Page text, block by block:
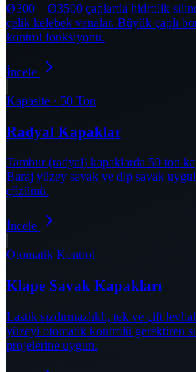
Ø300 – Ø3500 çaplarda hidrolik
çelik kelebek vanalar. Büyük çaplı
kontrol fonksiyonu.
İncele
Kapasite · 50 Ton
Radyal Kapaklar
Tambur (radyal) kapaklarda 50 ton
Baraj yüzey savak ve dip savak
çözümü.
İncele
Otomatik Kontrol
Klape Savak Kapakları
Lastik sızdırmazlıklı, tek ve çift
yüzeyi otomatik kontrolü gerektiren
projelerine uygun.